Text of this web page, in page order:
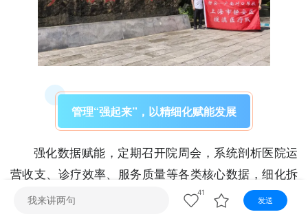
管理“强起来”，以精细化赋能发展
强化数据赋能，定期召开院周会，系统剖析医院运
营收支、诊疗效率、服务质量等各类核心数据，细化拆
解次均费用、CMI值、药耗占比等关键指标，让中层干
部精准掌握医院发展现状、短板不足，为管理决策、质
41
发送